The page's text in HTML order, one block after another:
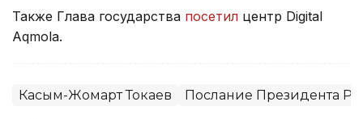
Также Глава государства посетил центр Digital
Aqmola.
Касым-Жомарт Токаев Послание Президента РК